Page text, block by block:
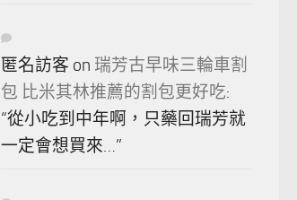
匿名訪客 on 瑞芳古早味三輪車割
包 比米其林推薦的割包更好吃:
“從小吃到中年啊，只藥回瑞芳就
一定會想買來…”